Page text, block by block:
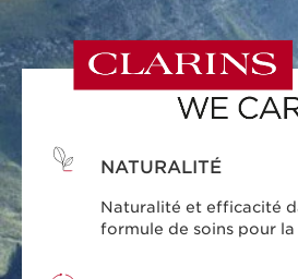
NATURALITÉ
Naturalité et efficacité
formule de soins pour la